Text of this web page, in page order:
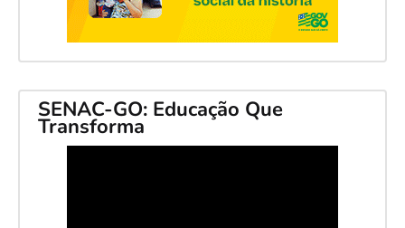
SENAC-GO: Educação Que
Transforma